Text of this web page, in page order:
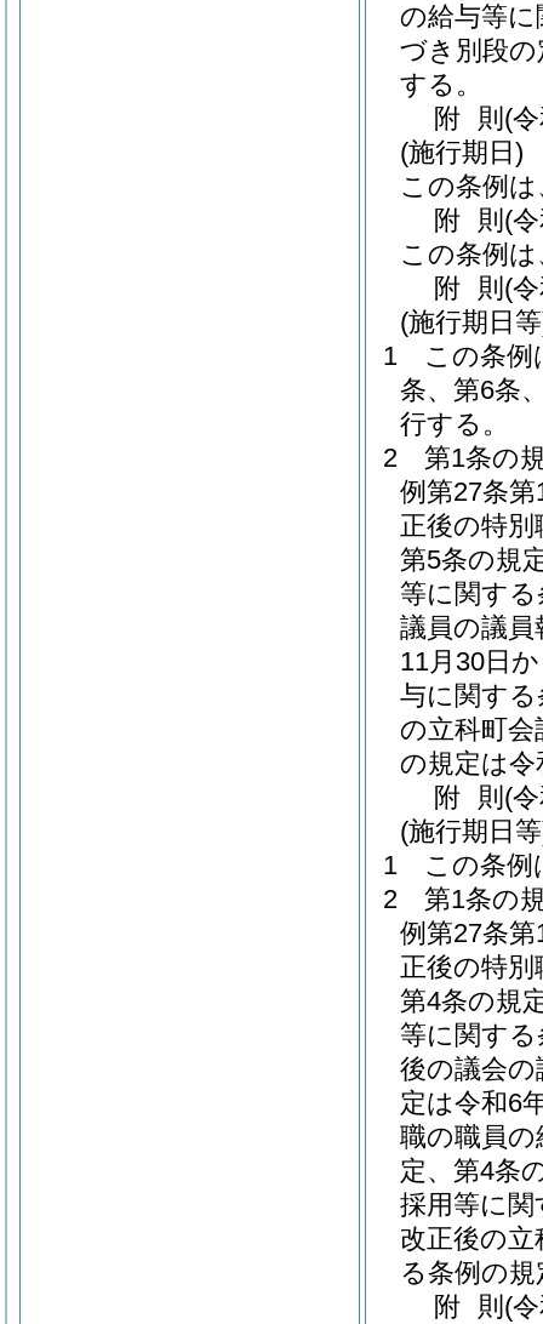
の給与等
づき別段
する。
附 則 (
(施行期日)
この条例
附 則 (
この条例
附 則 (
(施行期日
1
この条例
条、第6条
行する。
2
第1条の
例第27条
正後の特
第5条の規
等に関す
議員の議
11月30日
与に関す
の立科町会
の規定は
附 則 (
(施行期日
1
この条例
2
第1条の
例第27条
正後の特
第4条の規
等に関す
後の議会
定は令和6
職の職員の
定、第4条
採用等に
改正後の
る条例の
附 則 (